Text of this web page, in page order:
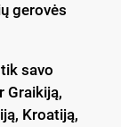
gerovės
savo
Graikiją,
Kroatiją,